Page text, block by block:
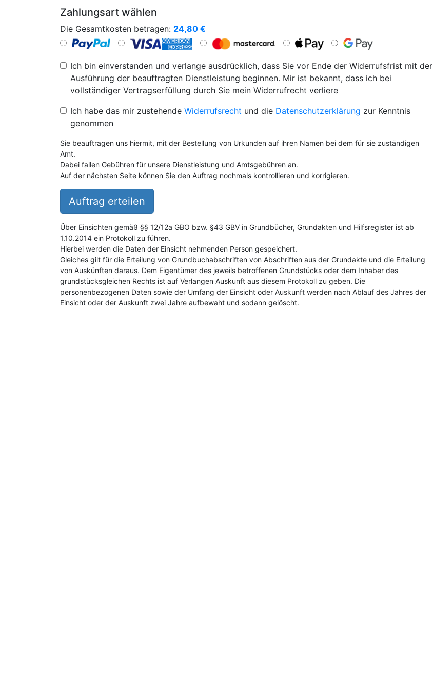
Zahlungsart wählen
Die Gesamtkosten betragen: 24,80 €
Ich bin einverstanden und verlange ausdrücklich, dass Sie vor Ende der Widerrufsfrist mit der
Ausführung der beauftragten Dienstleistung beginnen. Mir ist bekannt, dass ich bei
vollständiger Vertragserfüllung durch Sie mein Widerrufrecht verliere
Ich habe das mir zustehende Widerrufsrecht und die Datenschutzerklärung zur Kenntnis
genommen
Sie beauftragen uns hiermit, mit der Bestellung von Urkunden auf ihren Namen bei dem für sie zuständigen
Amt.
Dabei fallen Gebühren für unsere Dienstleistung und Amtsgebühren an.
Auf der nächsten Seite können Sie den Auftrag nochmals kontrollieren und korrigieren.
Auftrag erteilen
Über Einsichten gemäß §§ 12/12a GBO bzw. §43 GBV in Grundbücher, Grundakten und Hilfsregister ist ab
1.10.2014 ein Protokoll zu führen.
Hierbei werden die Daten der Einsicht nehmenden Person gespeichert.
Gleiches gilt für die Erteilung von Grundbuchabschriften von Abschriften aus der Grundakte und die Erteilung
von Auskünften daraus. Dem Eigentümer des jeweils betroffenen Grundstücks oder dem Inhaber des
grundstücksgleichen Rechts ist auf Verlangen Auskunft aus diesem Protokoll zu geben. Die
personenbezogenen Daten sowie der Umfang der Einsicht oder Auskunft werden nach Ablauf des Jahres der
Einsicht oder der Auskunft zwei Jahre aufbewaht und sodann gelöscht.